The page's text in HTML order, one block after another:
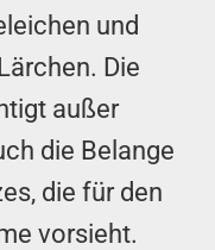
und
Die
außer
die Belange
die für den
vorsieht.